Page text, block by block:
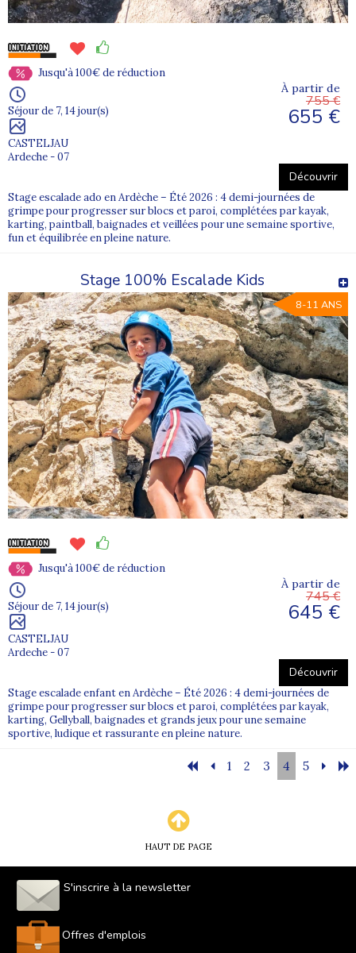
Jusqu'à 100€ de réduction
Séjour de 7, 14 jour(s)
CASTELJAU
Ardeche - 07
À partir de
755 €
655 €
Découvrir
Stage escalade ado en Ardèche – Été 2026 : 4 demi-journées de
grimpe pour progresser sur blocs et paroi, complétées par kayak,
karting, paintball, baignades et veillées pour une semaine sportive,
fun et équilibrée en pleine nature.
Stage 100% Escalade Kids
8-11 ANS
Jusqu'à 100€ de réduction
Séjour de 7, 14 jour(s)
CASTELJAU
Ardeche - 07
À partir de
745 €
645 €
Découvrir
Stage escalade enfant en Ardèche – Été 2026 : 4 demi-journées de
grimpe pour progresser sur blocs et paroi, complétées par kayak,
karting, Gellyball, baignades et grands jeux pour une semaine
sportive, ludique et rassurante en pleine nature.
1 2 3 4 5
HAUT DE PAGE
S'inscrire à la newsletter
Offres d'emplois